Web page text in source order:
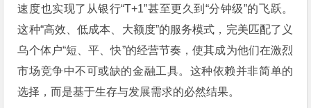
速度也实现了从银行“T+1”甚至更久到“分钟级”的飞跃。
这种“高效、低成本、大额度”的服务模式，完美匹配了义
乌个体户“短、平、快”的经营节奏，使其成为他们在激烈
市场竞争中不可或缺的金融工具。这种依赖并非简单的
选择，而是基于生存与发展需求的必然结果。